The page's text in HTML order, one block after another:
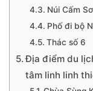
Núi Cấm
Phố đi bộ
Thác số 6
Địa điểm du
tâm linh linh